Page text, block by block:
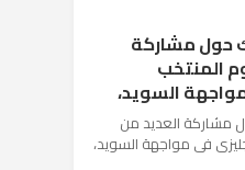
حول مشاركة
المنتخب
السويد،
مشاركة العديد من
فى مواجهة السويد،